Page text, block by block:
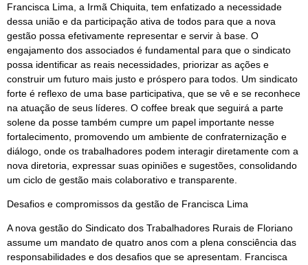
Francisca Lima, a Irmã Chiquita, tem enfatizado a necessidade
dessa união e da participação ativa de todos para que a nova
gestão possa efetivamente representar e servir à base. O
engajamento dos associados é fundamental para que o sindicato
possa identificar as reais necessidades, priorizar as ações e
construir um futuro mais justo e próspero para todos. Um sindicato
forte é reflexo de uma base participativa, que se vê e se reconhece
na atuação de seus líderes. O coffee break que seguirá a parte
solene da posse também cumpre um papel importante nesse
fortalecimento, promovendo um ambiente de confraternização e
diálogo, onde os trabalhadores podem interagir diretamente com a
nova diretoria, expressar suas opiniões e sugestões, consolidando
um ciclo de gestão mais colaborativo e transparente.
Desafios e compromissos da gestão de Francisca Lima
A nova gestão do Sindicato dos Trabalhadores Rurais de Floriano
assume um mandato de quatro anos com a plena consciência das
responsabilidades e dos desafios que se apresentam. Francisca